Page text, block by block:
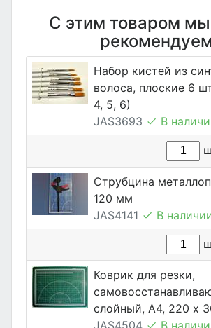
С этим товаром
Набор кистей из
волоса, плоские 6
4, 5, 6)
JAS3693
В
Струбцина
120 мм
JAS4141
В
Коврик для резки,
слойный, А4, 220 х
JAS4504
В